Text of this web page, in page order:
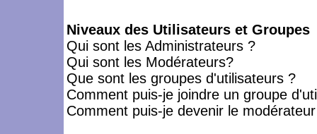
Niveaux des Utilisateurs et Groupes
Qui sont les Administrateurs ?
Qui sont les Modérateurs?
Que sont les groupes d'utilisateurs ?
Comment puis-je joindre un groupe
Comment puis-je devenir le